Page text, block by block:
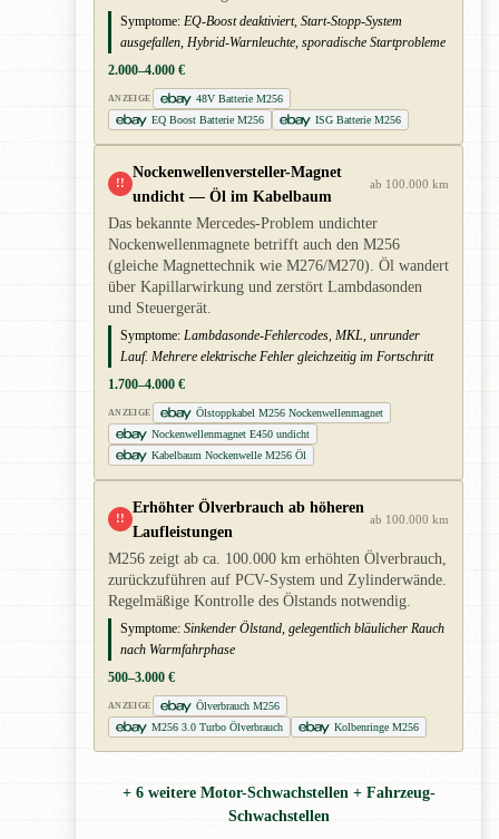
Symptome: EQ-Boost deaktiviert, Start-Stopp-System
ausgefallen, Hybrid-Warnleuchte, sporadische Startprobleme
2.000–4.000 €
ANZEIGE
48V Batterie M256
EQ Boost Batterie M256
ISG Batterie M256
!!
Nockenwellenversteller-Magnet
undicht — Öl im Kabelbaum
ab 100.000 km
Das bekannte Mercedes-Problem undichter
Nockenwellenmagnete betrifft auch den M256
(gleiche Magnettechnik wie M276/M270). Öl wandert
über Kapillarwirkung und zerstört Lambdasonden
und Steuergerät.
Symptome: Lambdasonde-Fehlercodes, MKL, unrunder
Lauf. Mehrere elektrische Fehler gleichzeitig im Fortschritt
1.700–4.000 €
ANZEIGE
Ölstoppkabel M256 Nockenwellenmagnet
Nockenwellenmagnet E450 undicht
Kabelbaum Nockenwelle M256 Öl
!!
Erhöhter Ölverbrauch ab höheren
Laufleistungen
ab 100.000 km
M256 zeigt ab ca. 100.000 km erhöhten Ölverbrauch,
zurückzuführen auf PCV-System und Zylinderwände.
Regelmäßige Kontrolle des Ölstands notwendig.
Symptome: Sinkender Ölstand, gelegentlich bläulicher Rauch
nach Warmfahrphase
500–3.000 €
ANZEIGE
Ölverbrauch M256
M256 3.0 Turbo Ölverbrauch
Kolbenringe M256
+ 6 weitere Motor-Schwachstellen + Fahrzeug-
Schwachstellen